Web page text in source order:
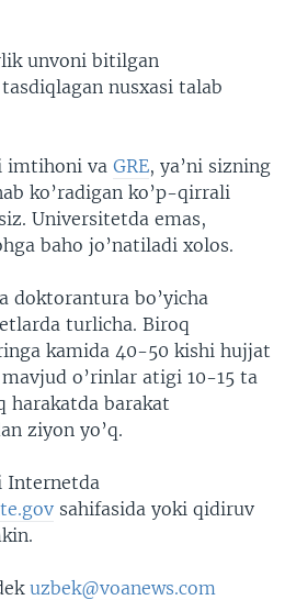
unvoni bitilgan
nusxasi talab
imtihoni va GRE, ya’ni sizning
ko’radigan ko’p-qirrali
Universitetda emas,
baho jo’natiladi xolos.
doktorantura bo’yicha
turlicha. Biroq
kamida 40-50 kishi hujjat
o’rinlar atigi 10-15 ta
harakatda barakat
ziyon yo’q.
Internetda
sahifasida yoki qidiruv
uzbek@voanews.com